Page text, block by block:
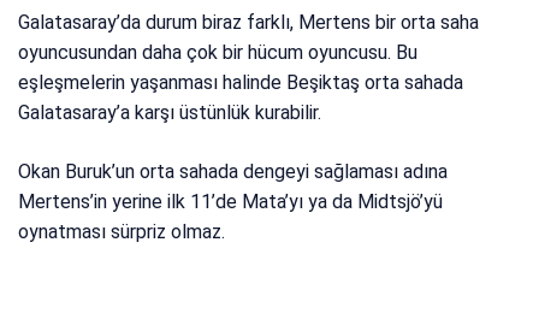
Galatasaray’da durum biraz farklı, Mertens bir orta saha
oyuncusundan daha çok bir hücum oyuncusu. Bu
eşleşmelerin yaşanması halinde Beşiktaş orta sahada
Galatasaray’a karşı üstünlük kurabilir.
Okan Buruk’un orta sahada dengeyi sağlaması adına
Mertens’in yerine ilk 11’de Mata’yı ya da Midtsjö’yü
oynatması sürpriz olmaz.